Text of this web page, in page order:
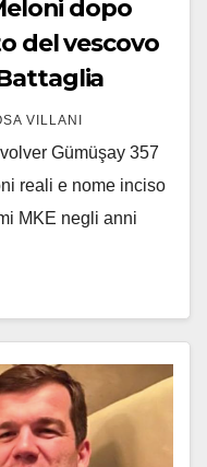
dopo
del vescovo
VILLANI
Gümüşay 357
reali e nome inciso
MKE negli anni